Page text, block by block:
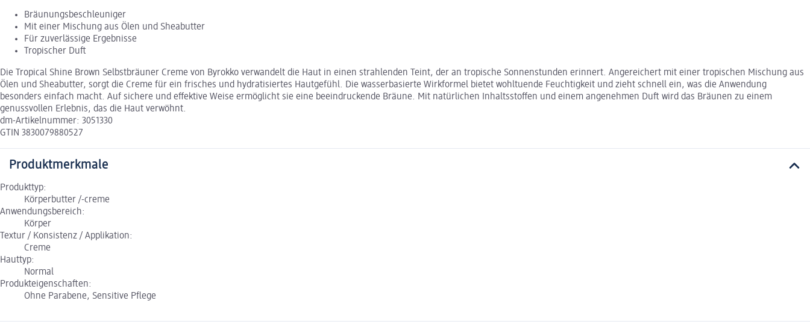
Bräunungsbeschleuniger
Mit einer Mischung aus Ölen und Sheabutter
Für zuverlässige Ergebnisse
Tropischer Duft
Die Tropical Shine Brown Selbstbräuner Creme von Byrokko verwandelt die Haut in einen strahlenden Teint, der an tropische Sonnenstunden erinnert. Angereichert mit einer tropischen Mischung aus
Ölen und Sheabutter, sorgt die Creme für ein frisches und hydratisiertes Hautgefühl. Die wasserbasierte Wirkformel bietet wohltuende Feuchtigkeit und zieht schnell ein, was die Anwendung
besonders einfach macht. Auf sichere und effektive Weise ermöglicht sie eine beeindruckende Bräune. Mit natürlichen Inhaltsstoffen und einem angenehmen Duft wird das Bräunen zu einem
genussvollen Erlebnis, das die Haut verwöhnt.
dm-Artikelnummer: 3051330
GTIN 3830079880527
Produktmerkmale
Produkttyp:
Körperbutter /-creme
Anwendungsbereich:
Körper
Textur / Konsistenz / Applikation:
Creme
Hauttyp:
Normal
Produkteigenschaften:
Ohne Parabene, Sensitive Pflege